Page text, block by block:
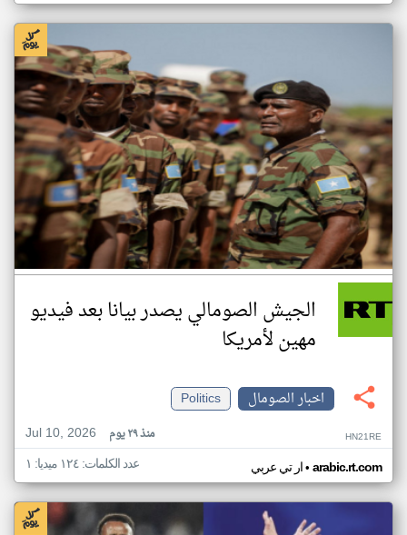
الجيش الصومالي يصدر بيانا بعد فيديو
مهين لأمريكا
اخبار الصومال
Politics
Jul 10, 2026
منذ ٢٩ يوم HN21RE
ار تي عربي• arabic.rt.com عدد الكلمات: ١٢٤ ميديا: ١